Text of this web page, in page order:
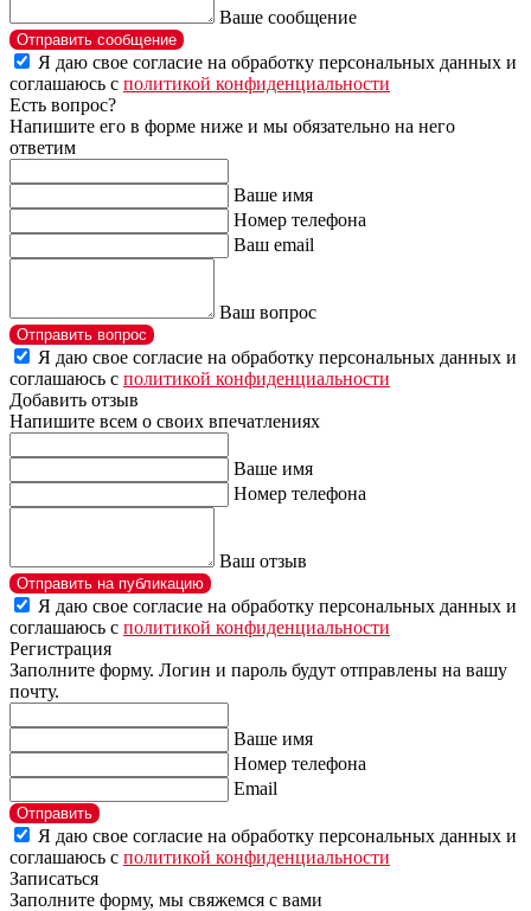
Ваше сообщение
Отправить сообщение
Я даю свое согласие на обработку персональных данных и
соглашаюсь с политикой конфиденциальности
Есть вопрос?
Напишите его в форме ниже и мы обязательно на него
ответим
Ваше имя
Номер телефона
Ваш email
Ваш вопрос
Отправить вопрос
Я даю свое согласие на обработку персональных данных и
соглашаюсь с политикой конфиденциальности
Добавить отзыв
Напишите всем о своих впечатлениях
Ваше имя
Номер телефона
Ваш отзыв
Отправить на публикацию
Я даю свое согласие на обработку персональных данных и
соглашаюсь с политикой конфиденциальности
Регистрация
Заполните форму. Логин и пароль будут отправлены на вашу
почту.
Ваше имя
Номер телефона
Email
Отправить
Я даю свое согласие на обработку персональных данных и
соглашаюсь с политикой конфиденциальности
Записаться
Заполните форму, мы свяжемся с вами